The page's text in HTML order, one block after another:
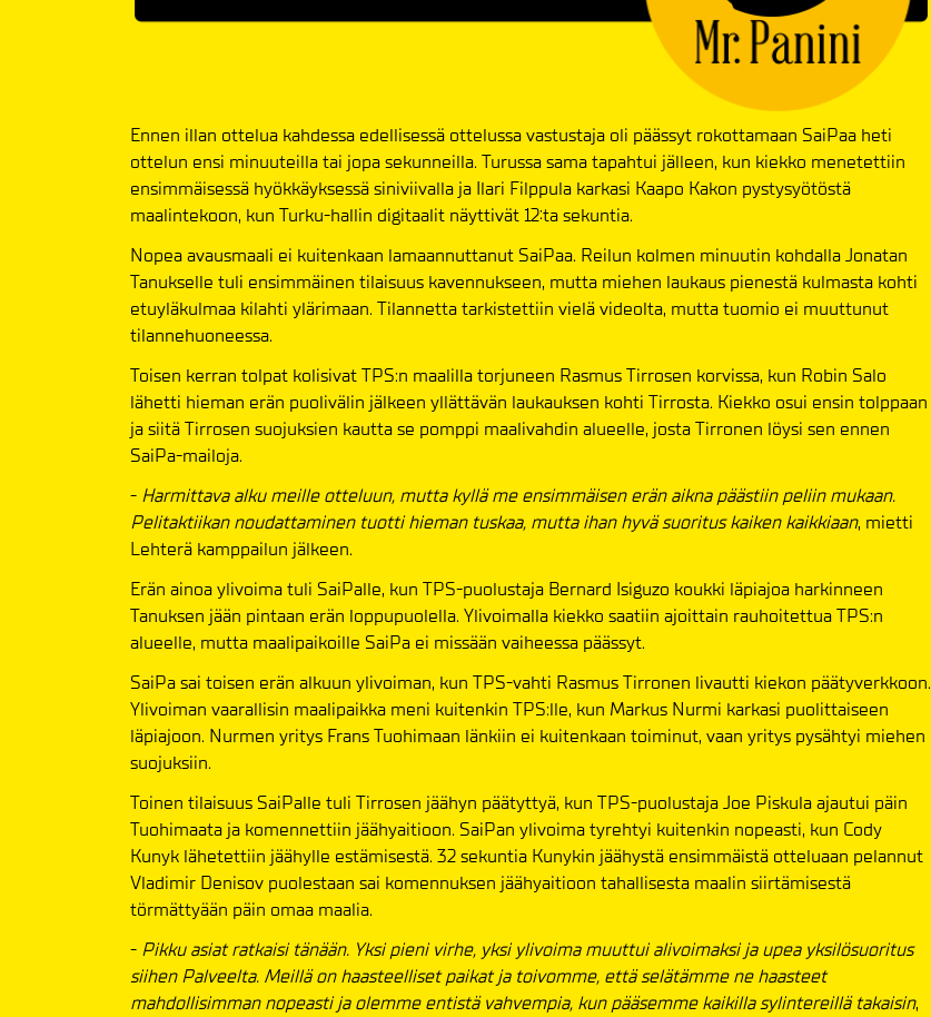
Ennen illan ottelua kahdessa edellisessä ottelussa vastustaja oli päässyt rokottamaan SaiPaa heti
ottelun ensi minuuteilla tai jopa sekunneilla. Turussa sama tapahtui jälleen, kun kiekko menetettiin
ensimmäisessä hyökkäyksessä siniviivalla ja Ilari Filppula karkasi Kaapo Kakon pystysyötöstä
maalintekoon, kun Turku-hallin digitaalit näyttivät 12:ta sekuntia.
Nopea avausmaali ei kuitenkaan lamaannuttanut SaiPaa. Reilun kolmen minuutin kohdalla Jonatan
Tanukselle tuli ensimmäinen tilaisuus kavennukseen, mutta miehen laukaus pienestä kulmasta kohti
etuyläkulmaa kilahti ylärimaan. Tilannetta tarkistettiin vielä videolta, mutta tuomio ei muuttunut
tilannehuoneessa.
Toisen kerran tolpat kolisivat TPS:n maalilla torjuneen Rasmus Tirrosen korvissa, kun Robin Salo
lähetti hieman erän puolivälin jälkeen yllättävän laukauksen kohti Tirrosta. Kiekko osui ensin tolppaan
ja siitä Tirrosen suojuksien kautta se pomppi maalivahdin alueelle, josta Tirronen löysi sen ennen
SaiPa-mailoja.
- Harmittava alku meille otteluun, mutta kyllä me ensimmäisen erän aikna päästiin peliin mukaan.
Pelitaktiikan noudattaminen tuotti hieman tuskaa, mutta ihan hyvä suoritus kaiken kaikkiaan, mietti
Lehterä kamppailun jälkeen.
Erän ainoa ylivoima tuli SaiPalle, kun TPS-puolustaja Bernard Isiguzo koukki läpiajoa harkinneen
Tanuksen jään pintaan erän loppupuolella. Ylivoimalla kiekko saatiin ajoittain rauhoitettua TPS:n
alueelle, mutta maalipaikoille SaiPa ei missään vaiheessa päässyt.
SaiPa sai toisen erän alkuun ylivoiman, kun TPS-vahti Rasmus Tirronen livautti kiekon päätyverkkoon.
Ylivoiman vaarallisin maalipaikka meni kuitenkin TPS:lle, kun Markus Nurmi karkasi puolittaiseen
läpiajoon. Nurmen yritys Frans Tuohimaan länkiin ei kuitenkaan toiminut, vaan yritys pysähtyi miehen
suojuksiin.
Toinen tilaisuus SaiPalle tuli Tirrosen jäähyn päätyttyä, kun TPS-puolustaja Joe Piskula ajautui päin
Tuohimaata ja komennettiin jäähyaitioon. SaiPan ylivoima tyrehtyi kuitenkin nopeasti, kun Cody
Kunyk lähetettiin jäähylle estämisestä. 32 sekuntia Kunykin jäähystä ensimmäistä otteluaan pelannut
Vladimir Denisov puolestaan sai komennuksen jäähyaitioon tahallisesta maalin siirtämisestä
törmättyään päin omaa maalia.
- Pikku asiat ratkaisi tänään. Yksi pieni virhe, yksi ylivoima muuttui alivoimaksi ja upea yksilösuoritus
siihen Palveelta. Meillä on haasteelliset paikat ja toivomme, että selätämme ne haasteet
mahdollisimman nopeasti ja olemme entistä vahvempia, kun pääsemme kaikilla sylintereillä takaisin,